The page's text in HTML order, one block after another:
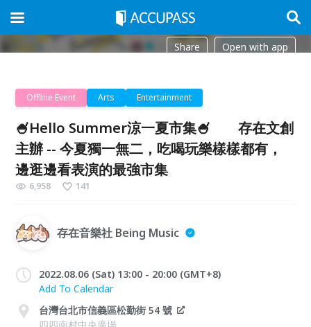
Share Open with app
Offline Event Arts Entertainment
🍧Hello Summer涼一夏市集🍧 存在文創
主辦 -- 今夏獨一無二，吃喝玩樂樣樣都有，
邊逛邊看表演的最強市集
6,958 141
存在音樂社 Being Music
2022.08.06 (Sat) 13:00 - 20:00 (GMT+8)
Add To Calendar
台灣台北市信義區松勤街 54 號